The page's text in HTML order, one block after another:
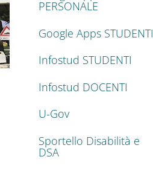
PERSONALE
Google Apps STUDENTI
Infostud STUDENTI
Infostud DOCENTI
U-Gov
Sportello Disabilità e
DSA